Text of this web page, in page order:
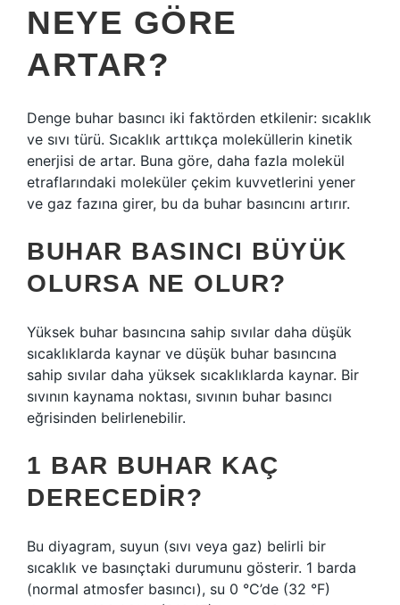
NEYE GÖRE
ARTAR?
Denge buhar basıncı iki faktörden etkilenir: sıcaklık
ve sıvı türü. Sıcaklık arttıkça moleküllerin kinetik
enerjisi de artar. Buna göre, daha fazla molekül
etraflarındaki moleküler çekim kuvvetlerini yener
ve gaz fazına girer, bu da buhar basıncını artırır.
BUHAR BASINCI BÜYÜK
OLURSA NE OLUR?
Yüksek buhar basıncına sahip sıvılar daha düşük
sıcaklıklarda kaynar ve düşük buhar basıncına
sahip sıvılar daha yüksek sıcaklıklarda kaynar. Bir
sıvının kaynama noktası, sıvının buhar basıncı
eğrisinden belirlenebilir.
1 BAR BUHAR KAÇ
DERECEDIR?
Bu diyagram, suyun (sıvı veya gaz) belirli bir
sıcaklık ve basınçtaki durumunu gösterir. 1 barda
(normal atmosfer basıncı), su 0 °C’de (32 °F)